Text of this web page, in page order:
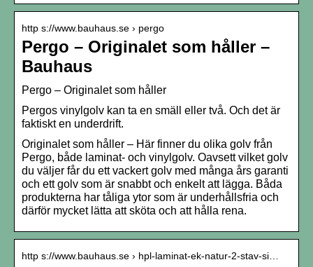
http s://www.bauhaus.se › pergo
Pergo – Originalet som håller –
Bauhaus
Pergo – Originalet som håller
Pergos vinylgolv kan ta en smäll eller två. Och det är
faktiskt en underdrift.
Originalet som håller – Här finner du olika golv från
Pergo, både laminat- och vinylgolv. Oavsett vilket golv
du väljer får du ett vackert golv med många års garanti
och ett golv som är snabbt och enkelt att lägga. Båda
produkterna har tåliga ytor som är underhållsfria och
därför mycket lätta att sköta och att hålla rena.
http s://www.bauhaus.se › hpl-laminat-ek-natur-2-stav-si…